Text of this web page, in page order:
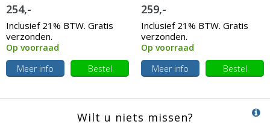
Watt
254,-
Inclusief 21% BTW. Gratis
verzonden.
Op voorraad
Meer info
Bestel
259,-
Inclusief 21% BTW. Gratis
verzonden.
Op voorraad
Meer info
Bestel
Wilt u niets missen?